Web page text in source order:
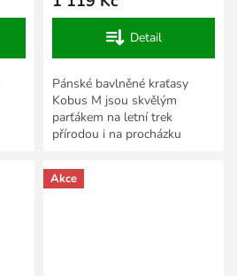
Detail
Pánské bavlněné kraťasy
Kobus M jsou skvělým
parťákem na letní trek
přírodou i na procházku
přírodního a vzdušného
materiálu,...
Akce